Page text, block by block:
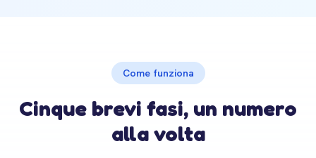
Come funziona
Cinque brevi fasi, un numero
alla volta